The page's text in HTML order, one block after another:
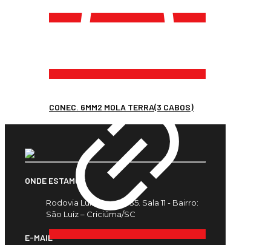
CONEC. 6MM2 MOLA TERRA(3 CABOS)
ONDE ESTAMOS
Rodovia Luiz Rosso, 435. Sala 11 - Bairro:
São Luiz – Criciúma/SC
E-MAIL